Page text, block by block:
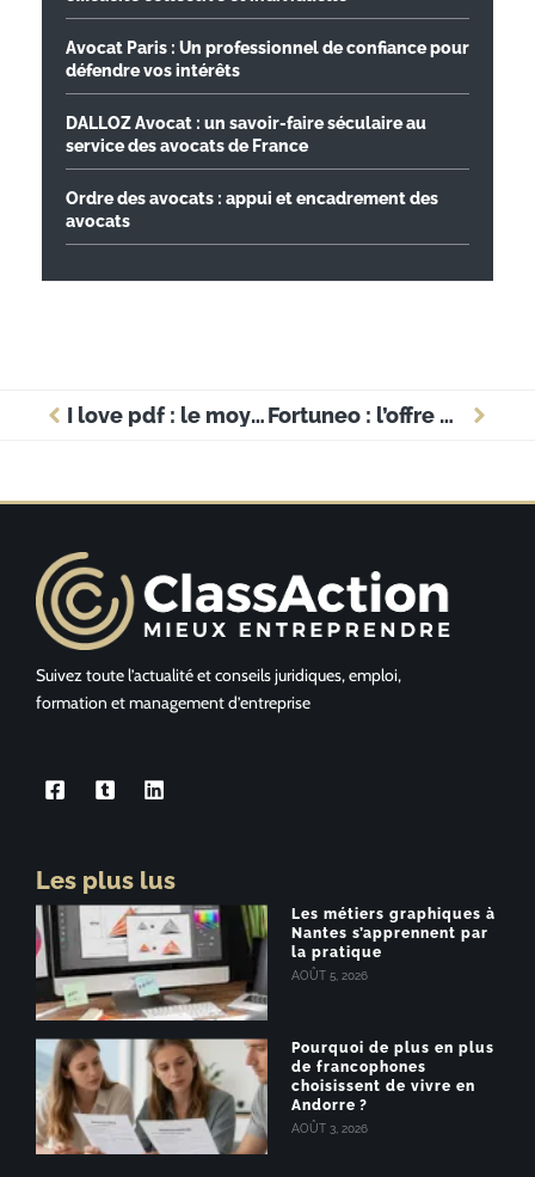
Avocat Paris : Un professionnel de confiance pour
défendre vos intérêts
DALLOZ Avocat : un savoir-faire séculaire au
service des avocats de France
Ordre des avocats : appui et encadrement des
avocats
I love pdf : le moyen le plus rapide pour convertir vos fichiers ? Fortuneo : l’offre de bienvenue, comment l’obtenir et vérifier l’éligibilité ?
Suivez toute l’actualité et conseils juridiques, emploi,
formation et management d’entreprise
Les plus lus
Les métiers graphiques à
Nantes s’apprennent par
la pratique
AOÛT 5, 2026
Pourquoi de plus en plus
de francophones
choisissent de vivre en
Andorre ?
AOÛT 3, 2026